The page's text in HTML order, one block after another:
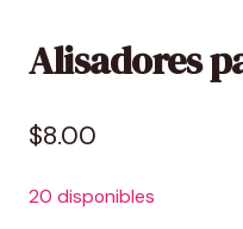
Alisadores
$8.00
20 disponibles